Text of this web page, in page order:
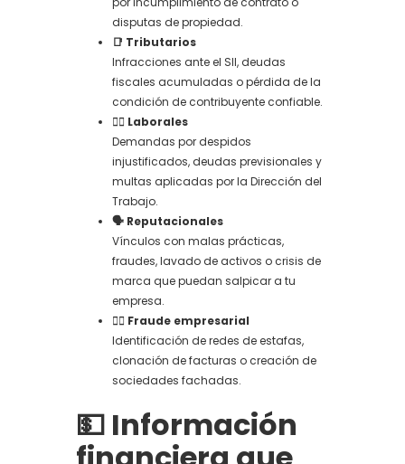
disputas de propiedad.
📑 Tributarios
Infracciones ante el SII, deudas
fiscales acumuladas o pérdida de la
condición de contribuyente confiable.
👷‍♂️ Laborales
Demandas por despidos
injustificados, deudas previsionales y
multas aplicadas por la Dirección del
Trabajo.
🗣️ Reputacionales
Vínculos con malas prácticas,
fraudes, lavado de activos o crisis de
marca que puedan salpicar a tu
empresa.
🕵️‍♂️ Fraude empresarial
Identificación de redes de estafas,
clonación de facturas o creación de
sociedades fachadas.
💵 Información